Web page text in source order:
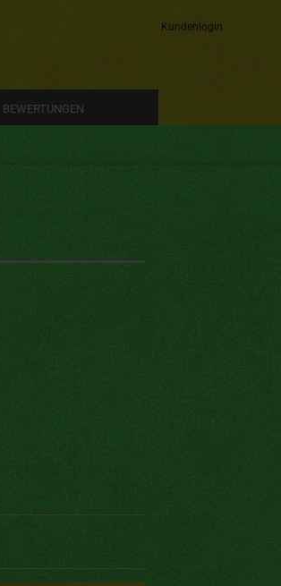
Kundenlogin
BEWERTUNGEN